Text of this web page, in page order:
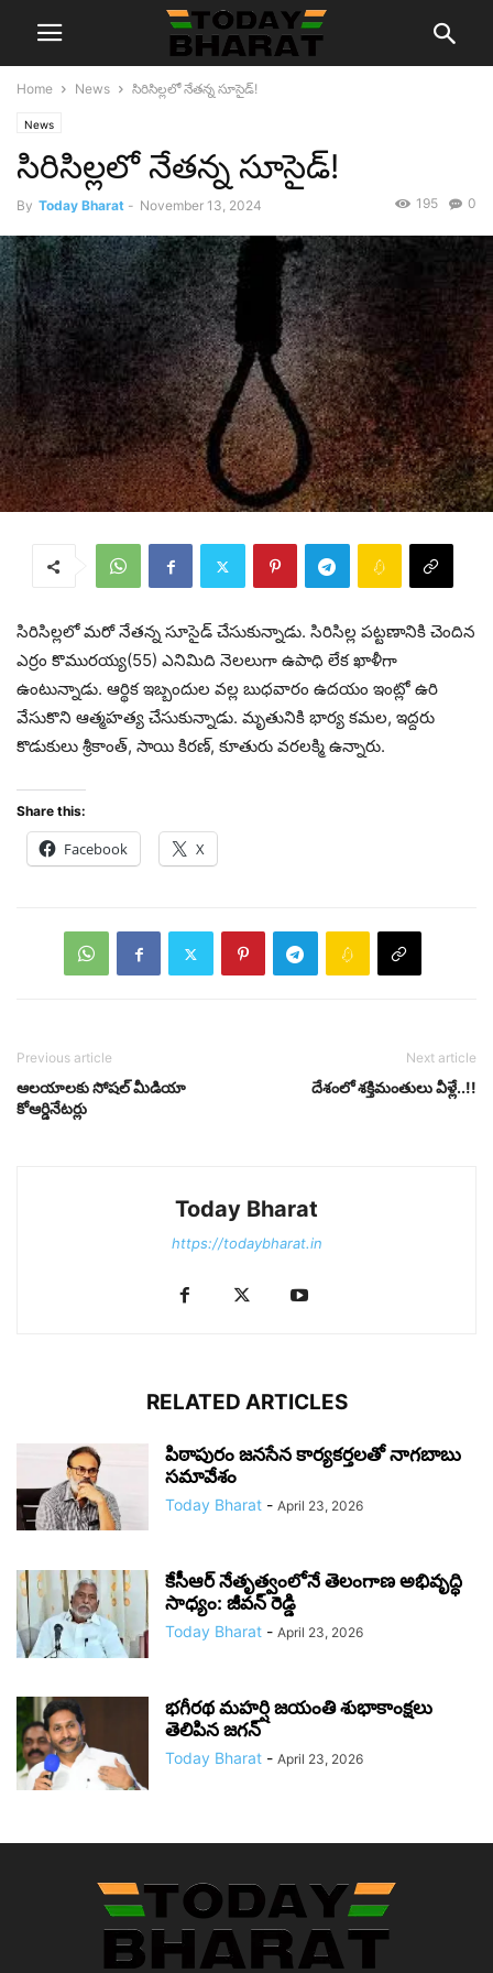
Home News సిరిసిల్లలో నేతన్న సూసైడ్!
News
సిరిసిల్లలో నేతన్న సూసైడ్!
By Today Bharat - November 13, 2024 0
195
సిరిసిల్లలో మరో నేతన్న సూసైడ్ చేసుకున్నాడు. సిరిసిల్ల పట్టణానికి చెందిన
ఎర్రం కొమురయ్య(55) ఎనిమిది నెలలుగా ఉపాధి లేక ఖాళీగా
ఉంటున్నాడు. ఆర్థిక ఇబ్బందుల వల్ల బుధవారం ఉదయం ఇంట్లో ఉరి
వేసుకొని ఆత్మహత్య చేసుకున్నాడు. మృతునికి భార్య కమల, ఇద్దరు
కొడుకులు శ్రీకాంత్, సాయి కిరణ్, కూతురు వరలక్మి ఉన్నారు.
Share this:
Facebook X
Previous article
ఆలయాలకు సోషల్ మీడియా
కోఆర్డినేటర్లు
Next article
దేశంలో శక్తిమంతులు వీళ్లే..!!
Today Bharat
https://todaybharat.in
RELATED ARTICLES
పిఠాపురం జనసేన కార్యకర్తలతో నాగబాబు
సమావేశం
Today Bharat - April 23, 2026
కేసీఆర్ నేతృత్వంలోనే తెలంగాణ అభివృద్ధి
సాధ్యం: జీవన్ రెడ్డి
Today Bharat - April 23, 2026
భగీరథ మహర్షి జయంతి శుభాకాంక్షలు
తెలిపిన జగన్‌
Today Bharat - April 23, 2026